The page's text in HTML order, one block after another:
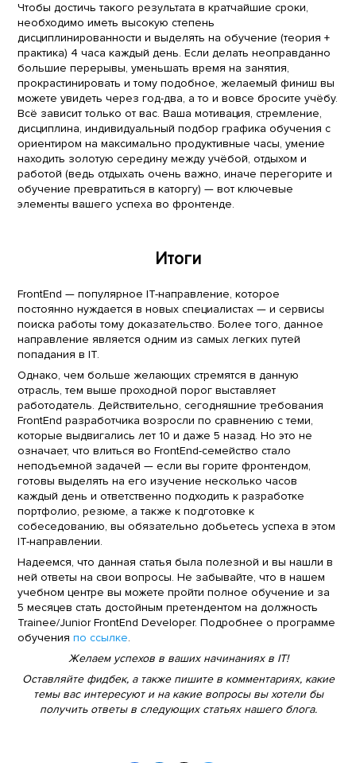
Чтобы достичь такого результата в кратчайшие сроки,
необходимо иметь высокую степень
дисциплинированности и выделять на обучение (теория +
практика) 4 часа каждый день. Если делать неоправданно
большие перерывы, уменьшать время на занятия,
прокрастинировать и тому подобное, желаемый финиш вы
можете увидеть через год-два, а то и вовсе бросите учёбу.
Всё зависит только от вас. Ваша мотивация, стремление,
дисциплина, индивидуальный подбор графика обучения с
ориентиром на максимально продуктивные часы, умение
находить золотую середину между учёбой, отдыхом и
работой (ведь отдыхать очень важно, иначе перегорите и
обучение превратиться в каторгу) — вот ключевые
элементы вашего успеха во фронтенде.
Итоги
FrontEnd — популярное IT-направление, которое
постоянно нуждается в новых специалистах — и сервисы
поиска работы тому доказательство. Более того, данное
направление является одним из самых легких путей
попадания в IT.
Однако, чем больше желающих стремятся в данную
отрасль, тем выше проходной порог выставляет
работодатель. Действительно, сегодняшние требования
FrontEnd разработчика возросли по сравнению с теми,
которые выдвигались лет 10 и даже 5 назад. Но это не
означает, что влиться во FrontEnd-семейство стало
неподъемной задачей — если вы горите фронтендом,
готовы выделять на его изучение несколько часов
каждый день и ответственно подходить к разработке
портфолио, резюме, а также к подготовке к
собеседованию, вы обязательно добьетесь успеха в этом
IT-направлении.
Надеемся, что данная статья была полезной и вы нашли в
ней ответы на свои вопросы. Не забывайте, что в нашем
учебном центре вы можете пройти полное обучение и за
5 месяцев стать достойным претендентом на должность
Trainee/Junior FrontEnd Developer. Подробнее о программе
обученияпо ссылке.
Желаем успехов в ваших начинаниях в IT!
Оставляйте фидбек, а также пишите в комментариях, какие
темы вас интересуют и на какие вопросы вы хотели бы
получить ответы в следующих статьях нашего блога.